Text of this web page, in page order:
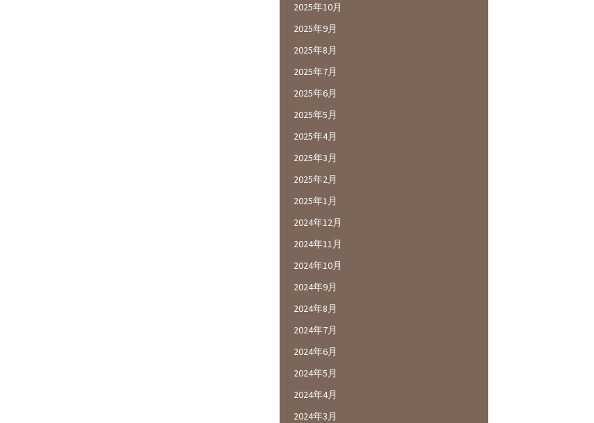
2025年10月
2025年9月
2025年8月
2025年7月
2025年6月
2025年5月
2025年4月
2025年3月
2025年2月
2025年1月
2024年12月
2024年11月
2024年10月
2024年9月
2024年8月
2024年7月
2024年6月
2024年5月
2024年4月
2024年3月